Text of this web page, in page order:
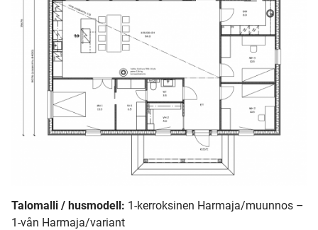
Talomalli / husmodell: 1-kerroksinen Harmaja/muunnos –
1-vån Harmaja/variant